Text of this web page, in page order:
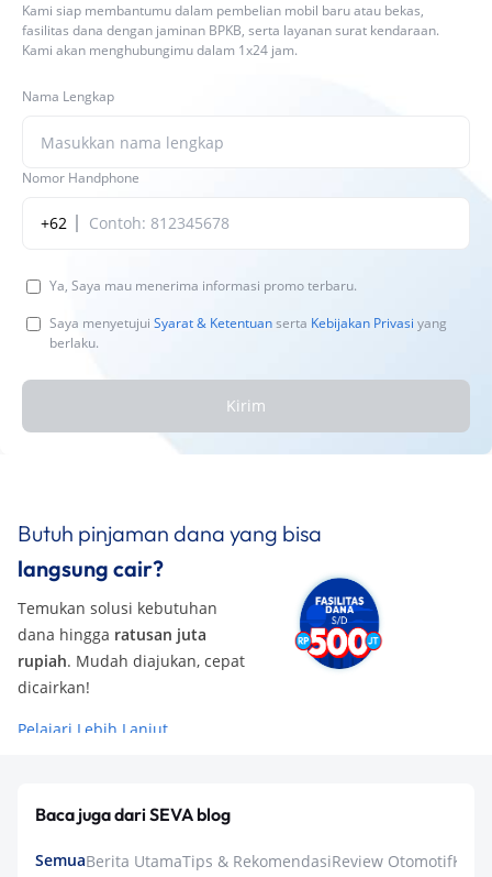
Kami siap membantumu dalam pembelian mobil baru atau bekas,
fasilitas dana dengan jaminan BPKB, serta layanan surat kendaraan.
Kami akan menghubungimu dalam 1x24 jam.
Nama Lengkap
Nomor Handphone
+62
Ya, Saya mau menerima informasi promo terbaru.
Saya menyetujui Syarat & Ketentuanserta Kebijakan Privasi yang
berlaku.
Kirim
Butuh pinjaman dana yang bisa
langsung cair?
Temukan solusi kebutuhan
dana hingga ratusan juta
rupiah. Mudah diajukan, cepat
dicairkan!
Pelajari Lebih Lanjut
Baca juga dari SEVA blog
SemuaBerita UtamaTips & RekomendasiReview Otomotif